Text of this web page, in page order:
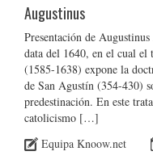
Augustinus
Presentación de
data del 1640, en el cual el
(1585-1638) expone la
de San Agustín (354-430)
predestinación. En este
catolicismo […]
Equipa Knoow.net